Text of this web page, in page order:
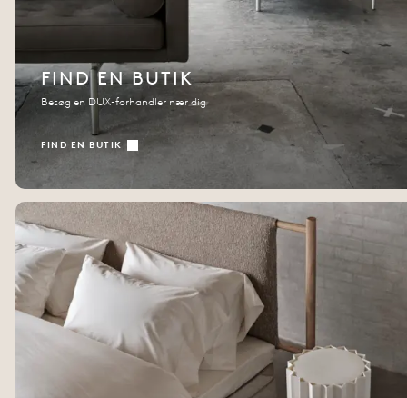
FIND EN BUTIK
Besøg en DUX-forhandler nær dig
FIND EN BUTIK